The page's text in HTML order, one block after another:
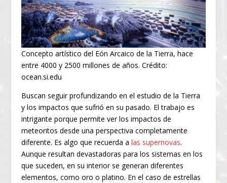
Concepto artístico del Eón Arcaico de la Tierra, hace
entre 4000 y 2500 millones de años. Crédito:
ocean.si.edu
Buscan seguir profundizando en el estudio de la Tierra
y los impactos que sufrió en su pasado. El trabajo es
intrigante porque permite ver los impactos de
meteoritos desde una perspectiva completamente
diferente. Es algo que recuerda alas supernovas.
Aunque resultan devastadoras para los sistemas en los
que suceden, en su interior se generan diferentes
elementos, como oro o platino. En el caso de estrellas